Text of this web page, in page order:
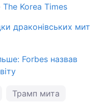
Korea Times
драконівських мит
Forbes назвав
Трамп мита